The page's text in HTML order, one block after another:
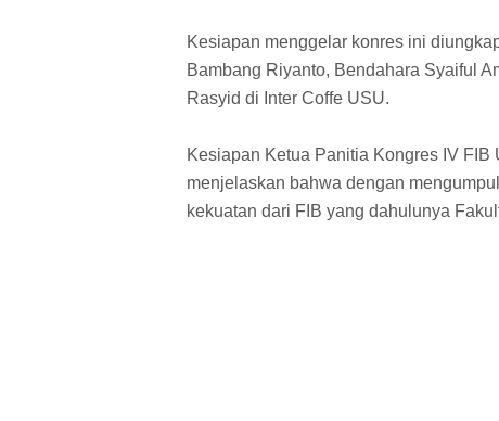
Kesiapan menggelar konres ini
Bambang Riyanto, Bendahara Syaiful
Rasyid di Inter Coffe USU.
Kesiapan Ketua Panitia Kongres IV
menjelaskan bahwa dengan
kekuatan dari FIB yang dahulunya